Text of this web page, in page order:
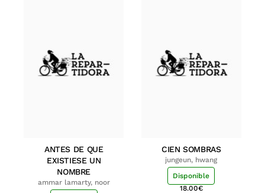
ANTES DE QUE
EXISTIESE UN
NOMBRE
ammar lamarty, noor
CIEN SOMBRAS
jungeun, hwang
Disponible
18.00€